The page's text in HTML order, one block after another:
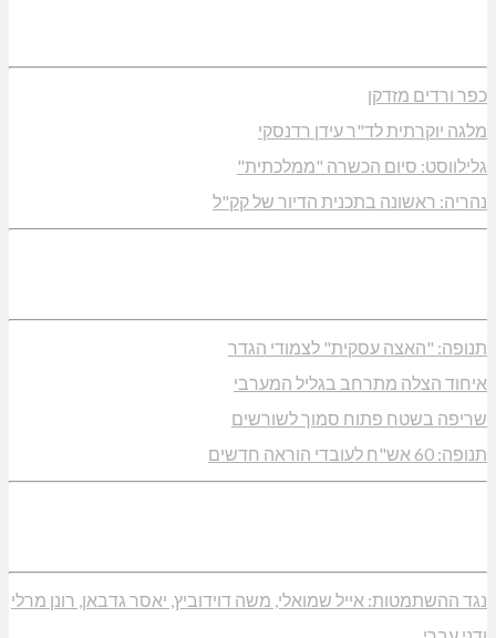
כפר ורדים מזדקן
מלגה יוקרתית לד"ר עידן רדנסקי
גלילווסט: סיום הכשרה "ממלכתית"
נהריה: ראשונה בתכנית הדיור של קק"ל
תנופה: "האצה עסקית" לצמודי הגדר
איחוד הצלה מתרחב בגליל המערבי
שריפה בשטח פתוח סמוך לשורשים
תנופה: 60 אש"ח לעובדי הוראה חדשים
נגד ההשתמטות: אייל שמואלי, משה דוידוביץ, יאסר גדבאן, רונן מרלי